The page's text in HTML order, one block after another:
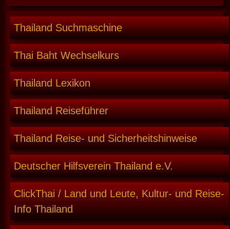
Thailand Suchmaschine
Thai Baht Wechselkurs
Thailand Lexikon
Thailand Reiseführer
Thailand Reise- und Sicherheitshinweise
Deutscher Hilfsverein Thailand e.V.
ClickThai / Land und Leute, Kultur- und Reise-
Info Thailand